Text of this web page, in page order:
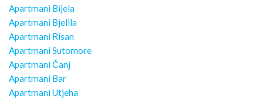
Apartmani Bijela
Apartmani Bjelila
Apartmani Risan
Apartmani Sutomore
Apartmani Čanj
Apartmani Bar
Apartmani Utjeha